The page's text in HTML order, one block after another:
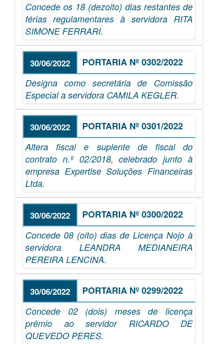
Concede os 18 (dezoito) dias restantes de
férias regulamentares à servidora RITA
SIMONE FERRARI.
30/06/2022 PORTARIA Nº 0302/2022
Designa como secretária de Comissão
Especial a servidora CAMILA KEGLER.
30/06/2022 PORTARIA Nº 0301/2022
Altera fiscal e suplente de fiscal do
contrato n.º 02/2018, celebrado junto à
empresa Expertise Soluções Financeiras
Ltda.
30/06/2022 PORTARIA Nº 0300/2022
Concede 08 (oito) dias de Licença Nojo à
servidora LEANDRA MEDIANEIRA
PEREIRA LENCINA.
30/06/2022 PORTARIA Nº 0299/2022
Concede 02 (dois) meses de licença
prêmio ao servidor RICARDO DE
QUEVEDO PERES.